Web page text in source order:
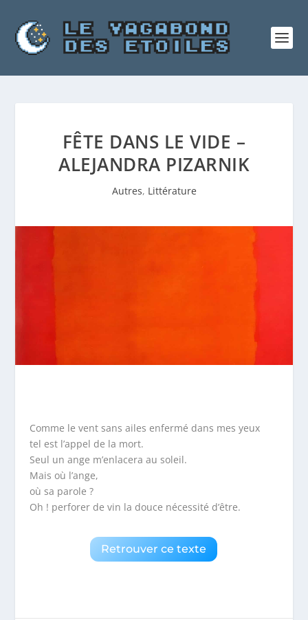
FÊTE DANS LE VIDE –
ALEJANDRA PIZARNIK
Autres, Littérature
Comme le vent sans ailes enfermé dans mes yeux
tel est l’appel de la mort.
Seul un ange m’enlacera au soleil.
Mais où l’ange,
où sa parole ?
Oh ! perforer de vin la douce nécessité d’être.
Retrouver ce texte